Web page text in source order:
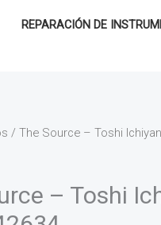
REPARACIÓN DE
/ The Source – Toshi
– Toshi